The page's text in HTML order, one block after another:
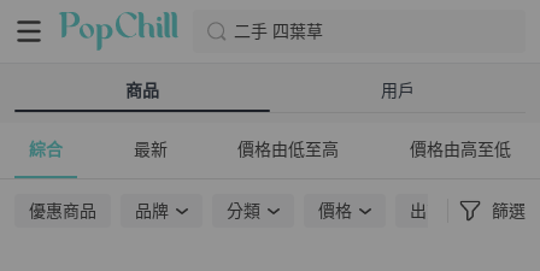
二手 四葉草
商品 用戶
綜合 最新 價格由低至高 價格由高至低
優惠商品 品牌 分類 價格 出貨地點 篩選